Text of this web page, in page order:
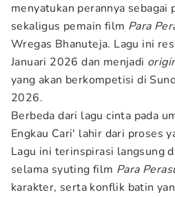
menyatukan perannya sebagai
sekaligus pemain film Para
Wregas Bhanuteja. Lagu ini
Januari 2026 dan menjadi
yang akan berkompetisi di
2026.
Berbeda dari lagu cinta pada
Engkau Cari' lahir dari proses
Lagu ini terinspirasi langsung
selama syuting film Para
karakter, serta konflik batin